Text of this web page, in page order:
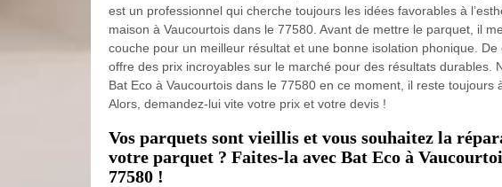
est un professionnel qui cherche toujours les idées favorables à
maison à Vaucourtois dans le 77580. Avant de mettre le parquet, il
couche pour un meilleur résultat et une bonne isolation phonique. De
offre des prix incroyables sur le marché pour des résultats durables.
Bat Eco à Vaucourtois dans le 77580 en ce moment, il reste toujours
Alors, demandez-lui vite votre prix et votre devis !
Vos parquets sont vieillis et vous souhaitez la
votre parquet ? Faites-la avec Bat Eco à
77580 !